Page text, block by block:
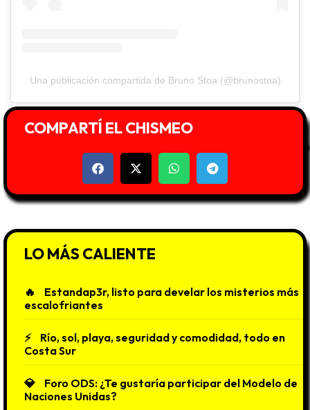
Una publicación compartida de Bruno Stoa (@brunostoa)
COMPARTÍ EL CHISMEO
LO MÁS CALIENTE
Estandap3r, listo para develar los misterios más
escalofriantes
Río, sol, playa, seguridad y comodidad, todo en
Costa Sur
Foro ODS: ¿Te gustaría participar del Modelo de
Naciones Unidas?